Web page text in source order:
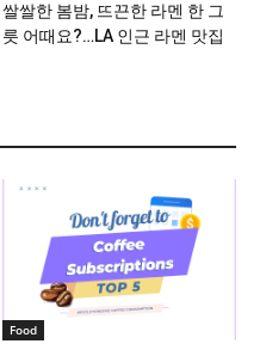
쌀쌀한 봄밤, 뜨끈한 라멘 한 그
릇 어때요?…LA 인근 라멘 맛집
Food